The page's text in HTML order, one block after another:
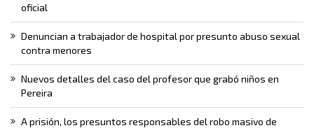
oficial
Denuncian a trabajador de hospital por presunto abuso sexual
contra menores
Nuevos detalles del caso del profesor que grabó niños en
Pereira
A prisión, los presuntos responsables del robo masivo de